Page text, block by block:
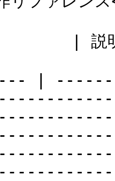
| 説
|